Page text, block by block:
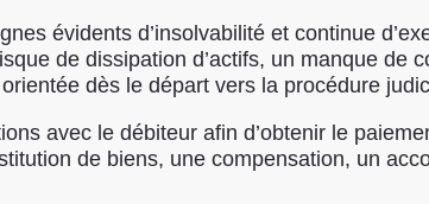
évidents d’insolvabilité et continue
de dissipation d’actifs, un manque de
dès le départ vers la procédure
avec le débiteur afin d’obtenir le
de biens, une compensation, un